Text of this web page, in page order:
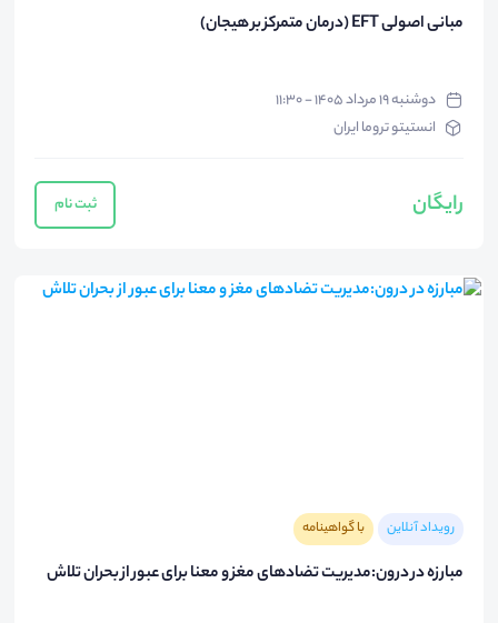
مبانی اصولی EFT (درمان متمرکز بر هیجان)
دوشنبه ۱۹ مرداد ۱۴۰۵ - ۱۱:۳۰
انستیتو تروما ایران
رایگان ثبت نام
رویداد آنلاین با گواهینامه
مبارزه در درون:مدیریت تضادهای مغز و معنا برای عبور از بحران تلاش